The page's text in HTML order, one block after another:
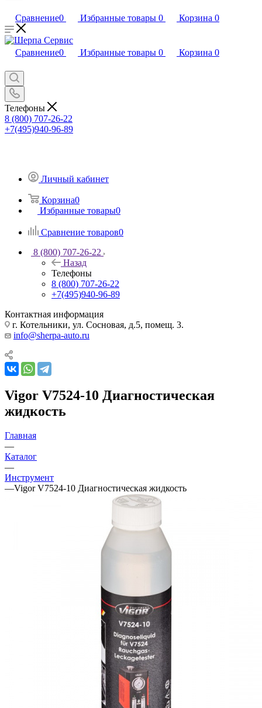
Сравнение0 Избранные товары 0 Корзина 0
Сравнение0 Избранные товары 0 Корзина 0
Телефоны
8 (800) 707-26-22
+7(495)940-96-89
Личный кабинет
Корзина0
Избранные товары0
Сравнение товаров0
8 (800) 707-26-22
Назад
Телефоны
8 (800) 707-26-22
+7(495)940-96-89
Контактная информация
г. Котельники, ул. Сосновая, д.5, помещ. 3.
info@sherpa-auto.ru
Vigor V7524-10 Диагностическая
жидкость
Главная
—
Каталог
—
Инструмент
—Vigor V7524-10 Диагностическая жидкость